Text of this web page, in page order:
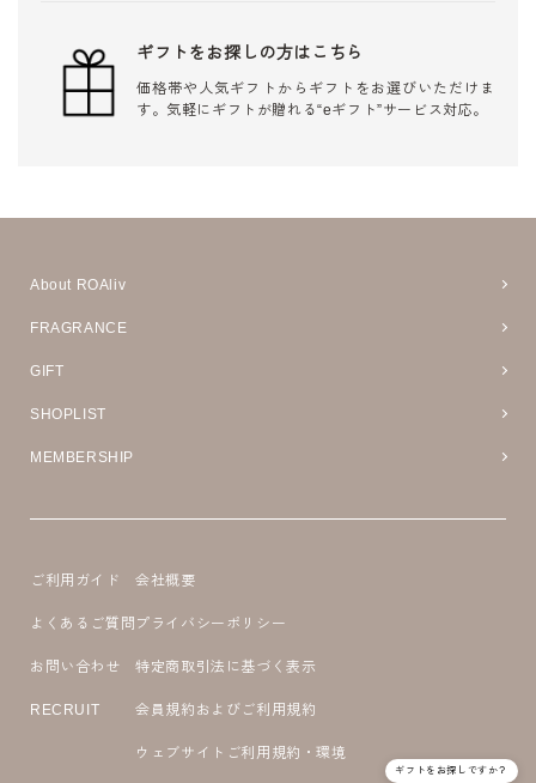
ギフトをお探しの方はこちら
価格帯や人気ギフトからギフトをお選びいただけま
す。気軽にギフトが贈れる“eギフト”サービス対応。
About ROAliv
FRAGRANCE
GIFT
SHOPLIST
MEMBERSHIP
ご利用ガイド
よくあるご質問
お問い合わせ
RECRUIT
会社概要
プライバシーポリシー
特定商取引法に基づく表示
会員規約およびご利用規約
ウェブサイトご利用規約・環境
ギフトをお探しですか？